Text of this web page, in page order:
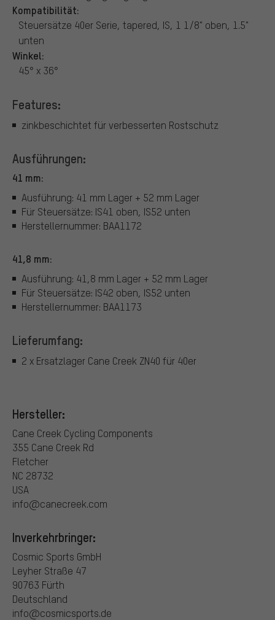
Kompatibilität:
Steuersätze 40er Serie, tapered, IS, 1 1/8" oben, 1.5"
unten
Winkel:
45° x 36°
Features:
zinkbeschichtet für verbesserten Rostschutz
Ausführungen:
41 mm:
Ausführung: 41 mm Lager + 52 mm Lager
Für Steuersätze: IS41 oben, IS52 unten
Herstellernummer: BAA1172
41,8 mm:
Ausführung: 41,8 mm Lager + 52 mm Lager
Für Steuersätze: IS42 oben, IS52 unten
Herstellernummer: BAA1173
Lieferumfang:
2 x Ersatzlager Cane Creek ZN40 für 40er
Hersteller:
Cane Creek Cycling Components
355 Cane Creek Rd
Fletcher
NC 28732
USA
info@canecreek.com
Inverkehrbringer:
Cosmic Sports GmbH
Leyher Straße 47
90763 Fürth
Deutschland
info@cosmicsports.de